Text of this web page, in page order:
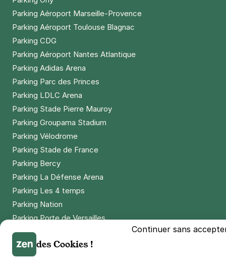
Parking Aéroport Marseille-Provence
Parking Aéroport Toulouse Blagnac
Parking CDG
Parking Aéroport Nantes Atlantique
Parking Adidas Arena
Parking Parc des Princes
Parking LDLC Arena
Parking Stade Pierre Mauroy
Parking Groupama Stadium
Parking Vélodrome
Parking Stade de France
Parking Bercy
Parking La Défense Arena
Parking Les 4 temps
Parking Nation
Parking Porte de Versailles
Parking Lille Grand Palais
Parking Euralille
Parking Casino Barrière Lille
Continuer sans
des Cookies !